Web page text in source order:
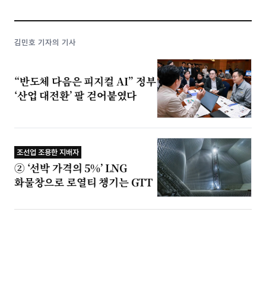
김민호 기자의 기사
“반도체 다음은 피지컬 AI” 정부
‘산업 대전환’ 팔 걷어붙였다
조선업 조용한 지배자
② ‘선박 가격의 5%’ LNG
화물창으로 로열티 챙기는 GTT